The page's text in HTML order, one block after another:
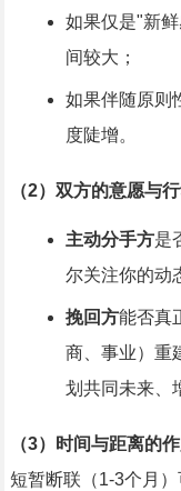
如果仅是"新
间较大；
如果伴随原则
度陡增。
（2）双方的意愿与
主动分手方是
尔关注你的动
挽回方能否真
商、事业）重
划共同未来、
（3）时间与距离的作
短暂断联（1-3个月